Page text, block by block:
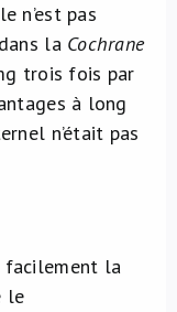
n’est pas
la Cochrane
trois fois par
à long
n’était pas
facilement la
le